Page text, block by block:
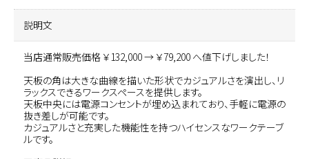
説明文
当店通常販売価格 ￥132,000 → ￥79,200 へ値下げしました！
天板の角は大きな曲線を描いた形状でカジュアルさを演出し、リ
ラックスできるワークスペースを提供します。
天板中央には電源コンセントが埋め込まれており、手軽に電源の
抜き差しが可能です。
カジュアルさと充実した機能性を持つハイセンスなワークテーブ
ルです。